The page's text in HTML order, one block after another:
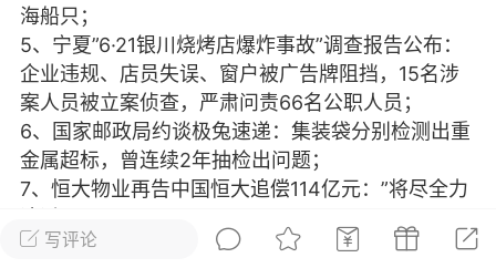
爆款平台 Lv.8 靓号
加盟商
26 23:18
电脑端 美业资讯
闪充小白罐
本/双效闪充，养出紧致小白脸！一、项
充小白罐 = 闪充大白肌（仪器）× 草本
产品）×极光嫩肤啫喱（产品）这是一套
护...写评论
海船只；
5、宁夏”6·21银川烧烤店爆炸事故”调查报告公布：
企业违规、店员失误、窗户被广告牌阻挡，15名涉
案人员被立案侦查，严肃问责66名公职人员；
6、国家邮政局约谈极兔速递：集装袋分别检测出重
金属超标，曾连续2年抽检出问题；
7、恒大物业再告中国恒大追偿114亿元：”将尽全力
8、当地26日，危地马拉发生6.1级地震，目前未有